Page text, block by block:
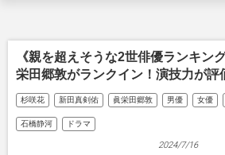
《親を超えそうな2世俳優ランキン
栄田郷敦がランクイン！演技力が評
杉咲花 新田真剣佑 眞栄田郷敦 男優 女優
石橋静河 ドラマ
2024/7/16